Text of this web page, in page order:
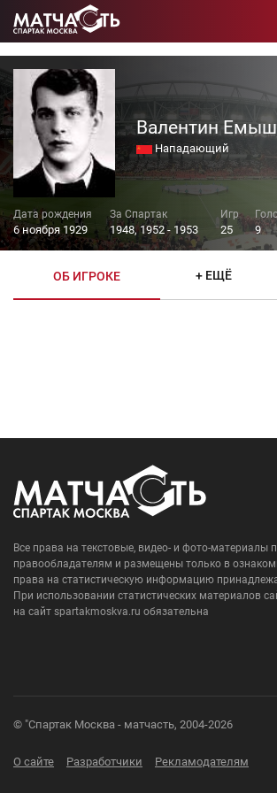
Валентин
Нападающий
6 ноября 1929 1948, 1952 - 1953 25 9
ОБ ИГРОКЕ + ЕЩЁ
Все права на текстовые, видео- и фото-материалы
правообладателям и размещены только в
права на статистическую информацию
При использовании статистических материалов
на сайт spartakmoskva.ru обязательна
© "Спартак Москва - матчасть, 2004-2026
О сайте Разработчики Рекламодателям